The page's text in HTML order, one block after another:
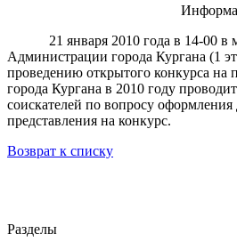
21 января 2010 года в 14-00 в
Администрации города Кургана (1
проведению открытого конкурса на
города Кургана в 2010 году
соискателей по вопросу оформления
представления на конкурс.
Возврат к списку
Разделы